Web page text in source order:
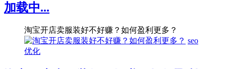
加载中...
淘宝开店卖服装好不好赚？如何盈利更多？
seo
优化